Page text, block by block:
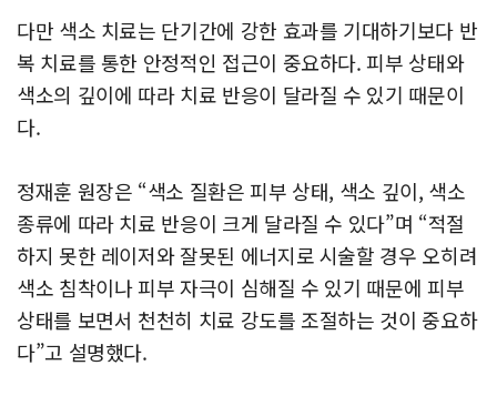
다만 색소 치료는 단기간에 강한 효과를 기대하기보다 반
복 치료를 통한 안정적인 접근이 중요하다. 피부 상태와
색소의 깊이에 따라 치료 반응이 달라질 수 있기 때문이
다.
정재훈 원장은 “색소 질환은 피부 상태, 색소 깊이, 색소
종류에 따라 치료 반응이 크게 달라질 수 있다”며 “적절
하지 못한 레이저와 잘못된 에너지로 시술할 경우 오히려
색소 침착이나 피부 자극이 심해질 수 있기 때문에 피부
상태를 보면서 천천히 치료 강도를 조절하는 것이 중요하
다”고 설명했다.